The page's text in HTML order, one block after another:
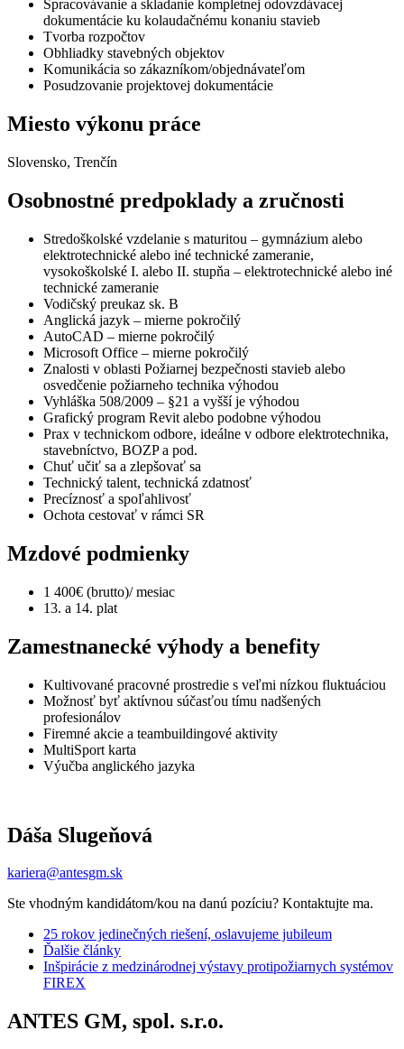
Spracovávanie a skladanie kompletnej odovzdávacej
dokumentácie ku kolaudačnému konaniu stavieb
Tvorba rozpočtov
Obhliadky stavebných objektov
Komunikácia so zákazníkom/objednávateľom
Posudzovanie projektovej dokumentácie
Miesto výkonu práce
Slovensko, Trenčín
Osobnostné predpoklady a zručnosti
Stredoškolské vzdelanie s maturitou – gymnázium alebo
elektrotechnické alebo iné technické zameranie,
vysokoškolské I. alebo II. stupňa – elektrotechnické alebo iné
technické zameranie
Vodičský preukaz sk. B
Anglická jazyk – mierne pokročilý
AutoCAD – mierne pokročilý
Microsoft Office – mierne pokročilý
Znalosti v oblasti Požiarnej bezpečnosti stavieb alebo
osvedčenie požiarneho technika výhodou
Vyhláška 508/2009 – §21 a vyšší je výhodou
Grafický program Revit alebo podobne výhodou
Prax v technickom odbore, ideálne v odbore elektrotechnika,
stavebníctvo, BOZP a pod.
Chuť učiť sa a zlepšovať sa
Technický talent, technická zdatnosť
Precíznosť a spoľahlivosť
Ochota cestovať v rámci SR
Mzdové podmienky
1 400€ (brutto)/ mesiac
13. a 14. plat
Zamestnanecké výhody a benefity
Kultivované pracovné prostredie s veľmi nízkou fluktuáciou
Možnosť byť aktívnou súčasťou tímu nadšených
profesionálov
Firemné akcie a teambuildingové aktivity
MultiSport karta
Výučba anglického jazyka
Dáša Slugeňová
kariera@antesgm.sk
Ste vhodným kandidátom/kou na danú pozíciu? Kontaktujte ma.
25 rokov jedinečných riešení, oslavujeme jubileum
Ďalšie články
Inšpirácie z medzinárodnej výstavy protipožiarnych systémov
FIREX
ANTES GM, spol. s.r.o.